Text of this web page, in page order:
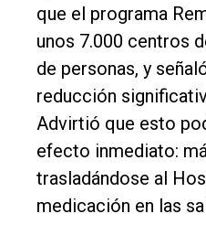
que el programa
unos 7.000 centros
de personas, y
reducción
Advirtió que esto
efecto inmediato:
trasladándose al
medicación en las